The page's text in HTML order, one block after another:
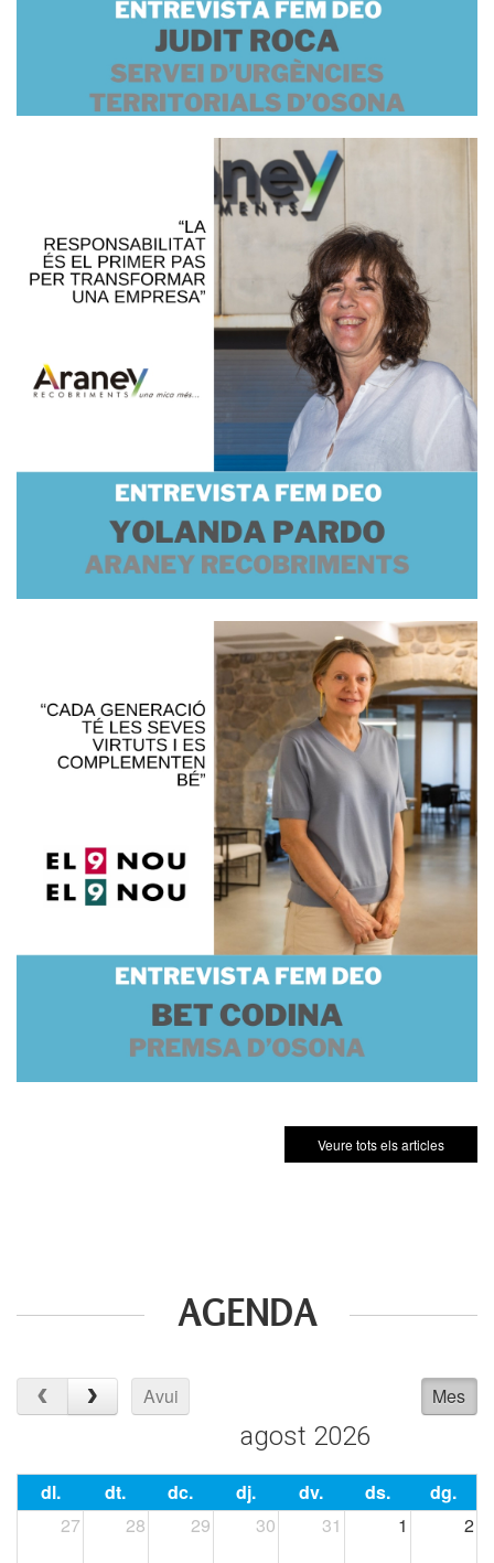
Veure tots els articles
AGENDA
Avui Mes
agost 2026
dl. dt. dc. dj. dv. ds.
dg.
27
28 29 30 31 1 2